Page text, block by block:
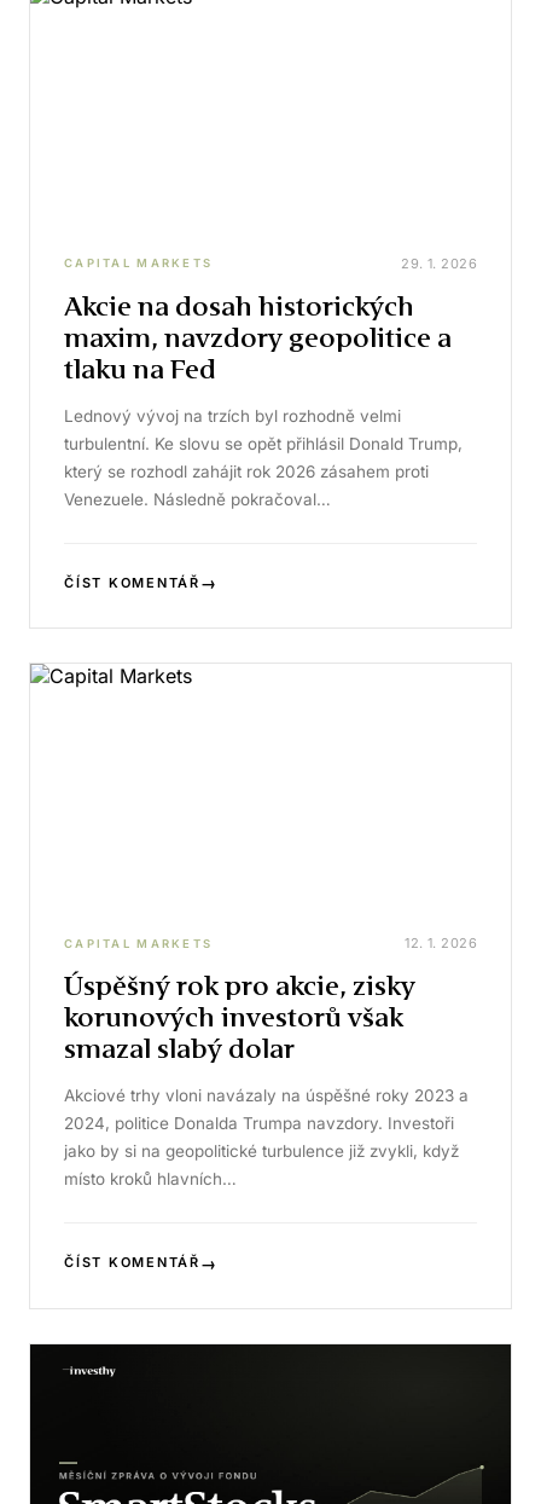
CAPITAL MARKETS 29. 1. 2026
Akcie na dosah historických
maxim, navzdory geopolitice a
tlaku na Fed
Lednový vývoj na trzích byl rozhodně velmi
turbulentní. Ke slovu se opět přihlásil Donald Trump,
který se rozhodl zahájit rok 2026 zásahem proti
Venezuele. Následně pokračoval…
ČÍST KOMENTÁŘ →
CAPITAL MARKETS 12. 1. 2026
Úspěšný rok pro akcie, zisky
korunových investorů však
smazal slabý dolar
Akciové trhy vloni navázaly na úspěšné roky 2023 a
2024, politice Donalda Trumpa navzdory. Investoři
jako by si na geopolitické turbulence již zvykli, když
místo kroků hlavních…
ČÍST KOMENTÁŘ →